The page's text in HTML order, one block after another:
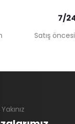
7/
Satış